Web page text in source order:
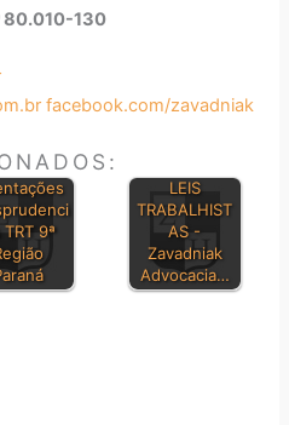
80.010-130
facebook.com/zavadniak
TRT 9ª
LEIS
TRABALHIST
AS -
Zavadniak
Advocacia…